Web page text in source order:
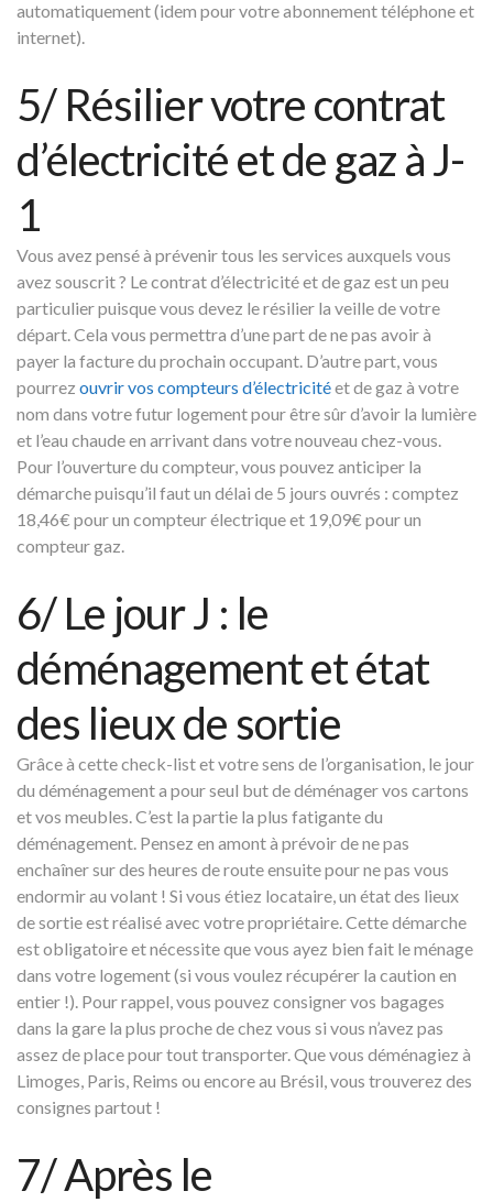
automatiquement (idem pour votre abonnement téléphone et
internet).
5/ Résilier votre contrat
d’électricité et de gaz à J-
1
Vous avez pensé à prévenir tous les services auxquels vous
avez souscrit ? Le contrat d’électricité et de gaz est un peu
particulier puisque vous devez le résilier la veille de votre
départ. Cela vous permettra d’une part de ne pas avoir à
payer la facture du prochain occupant. D’autre part, vous
pourrez ouvrir vos compteurs d’électricitéet de gaz à votre
nom dans votre futur logement pour être sûr d’avoir la lumière
et l’eau chaude en arrivant dans votre nouveau chez-vous.
Pour l’ouverture du compteur, vous pouvez anticiper la
démarche puisqu’il faut un délai de 5 jours ouvrés : comptez
18,46€ pour un compteur électrique et 19,09€ pour un
compteur gaz.
6/ Le jour J : le
déménagement et état
des lieux de sortie
Grâce à cette check-list et votre sens de l’organisation, le jour
du déménagement a pour seul but de déménager vos cartons
et vos meubles. C’est la partie la plus fatigante du
déménagement. Pensez en amont à prévoir de ne pas
enchaîner sur des heures de route ensuite pour ne pas vous
endormir au volant ! Si vous étiez locataire, un état des lieux
de sortie est réalisé avec votre propriétaire. Cette démarche
est obligatoire et nécessite que vous ayez bien fait le ménage
dans votre logement (si vous voulez récupérer la caution en
entier !). Pour rappel, vous pouvez consigner vos bagages
dans la gare la plus proche de chez vous si vous n’avez pas
assez de place pour tout transporter. Que vous déménagiez à
Limoges, Paris, Reims ou encore au Brésil, vous trouverez des
consignes partout !
7/ Après le